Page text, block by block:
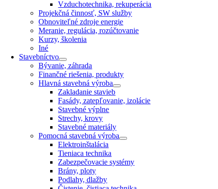
Vzduchotechnika, rekuperácia
Projekčná činnosť, SW služby
Obnoviteľné zdroje energie
Meranie, regulácia, rozúčtovanie
Kurzy, školenia
Iné
Stavebníctvo
Bývanie, záhrada
Finančné riešenia, produkty
Hlavná stavebná výroba
Zakladanie stavieb
Fasády, zatepľovanie, izolácie
Stavebné výplne
Strechy, krovy
Stavebné materiály
Pomocná stavebná výroba
Elektroinštalácia
Tieniaca technika
Zabezpečovacie systémy
Brány, ploty
Podlahy, dlažby